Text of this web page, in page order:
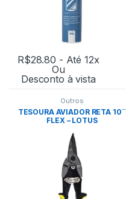
R$28.80 - Até 12x
Ou
Desconto à vista
Outros
TESOURA AVIADOR RETA 10´´
FLEX – LOTUS